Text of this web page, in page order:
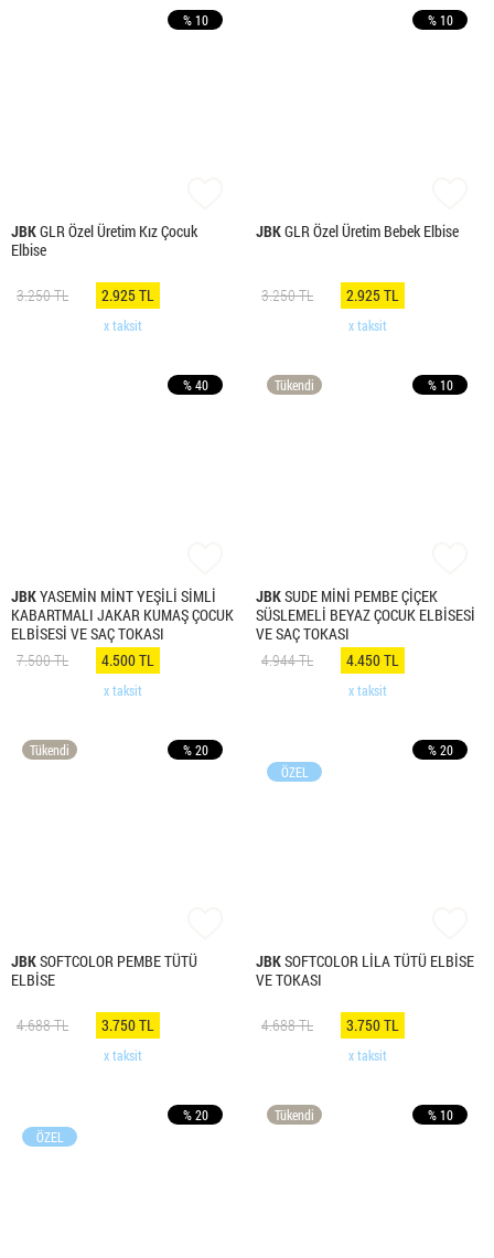
JBKGLR Özel Üretim Kız Çocuk
Elbise
% 10
3.250 TL 2.925 TL
x taksit
JBKGLR Özel Üretim Bebek Elbise
% 10
3.250 TL 2.925 TL
x taksit
JBKYASEMİN MİNT YEŞİLİ SİMLİ
KABARTMALI JAKAR KUMAŞ ÇOCUK
ELBİSESİ VE SAÇ TOKASI
% 40
7.500 TL 4.500 TL
x taksit
JBKSUDE MİNİ PEMBE ÇİÇEK
SÜSLEMELİ BEYAZ ÇOCUK ELBİSESİ
VE SAÇ TOKASI
% 10
Tükendi
4.944 TL 4.450 TL
x taksit
JBKSOFTCOLOR PEMBE TÜTÜ
ELBİSE
% 20
Tükendi
4.688 TL 3.750 TL
x taksit
JBKSOFTCOLOR LİLA TÜTÜ ELBİSE
VE TOKASI
% 20
ÖZEL
4.688 TL 3.750 TL
x taksit
% 20
ÖZEL
% 10
Tükendi